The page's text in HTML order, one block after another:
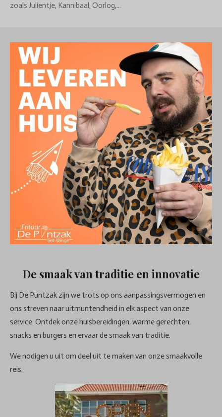
zoals Julientje, Kannibaal, Oorlog,...
De smaak van traditie en innovatie
Bij De Puntzak zijn we trots op ons aanpassingsvermogen en
ons streven naar uitmuntendheid in elk aspect van onze
service. Ontdek onze huisbereidingen, warme gerechten,
snacks en burgers en ervaar de smaak van traditie.
We nodigen u uit om deel uit te maken van onze smaakvolle
reis.